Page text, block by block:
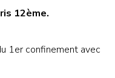
12ème.
1er confinement avec